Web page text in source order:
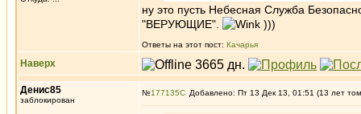
ну это пусть Небесная Служба
"ВЕРУЮЩИЕ".
)))
Ответы на этот пост: Качарья
Наверх
Денис85
заблокирован
№177135 Добавлено: Пт 13 Дек 13, 01:51 (13 лет